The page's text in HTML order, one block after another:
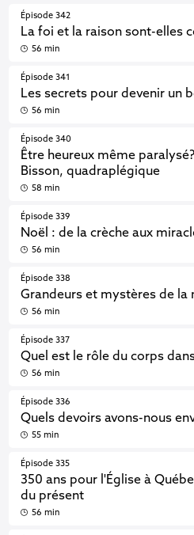
Épisode 342
La foi et la raison sont-elles
56 min
Épisode 341
Les secrets pour devenir un
56 min
Épisode 340
Être heureux même
Bisson, quadraplégique
58 min
Épisode 339
Noël : de la crèche aux
56 min
Épisode 338
Grandeurs et mystères de la
56 min
Épisode 337
Quel est le rôle du corps
56 min
Épisode 336
Quels devoirs avons-nous
55 min
Épisode 335
350 ans pour l'Église à
du présent
56 min